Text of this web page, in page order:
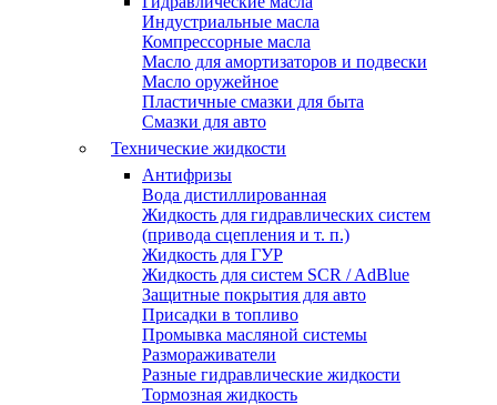
Индустриальные масла
Компрессорные масла
Масло для амортизаторов и подвески
Масло оружейное
Пластичные смазки для быта
Смазки для авто
Технические жидкости
Антифризы
Вода дистиллированная
Жидкость для гидравлических систем
(привода сцепления и т. п.)
Жидкость для ГУР
Жидкость для систем SCR / AdBlue
Защитные покрытия для авто
Присадки в топливо
Промывка масляной системы
Размораживатели
Разные гидравлические жидкости
Тормозная жидкость